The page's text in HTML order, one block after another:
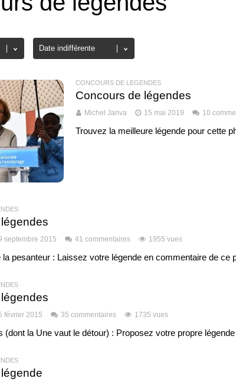
CONCOURS DE LÉGENDES
Concours de légendes
Michel Janva 15 mai 2019 10
Trouvez la meilleure légende pour cette
septembre 2015 41 commentaires 1955 vues
la pesanteur : Laissez votre légende en commentaire de ce
février 2015 35 commentaires 1735 vues
(dont la Une vaut le détour) : Proposez votre propre